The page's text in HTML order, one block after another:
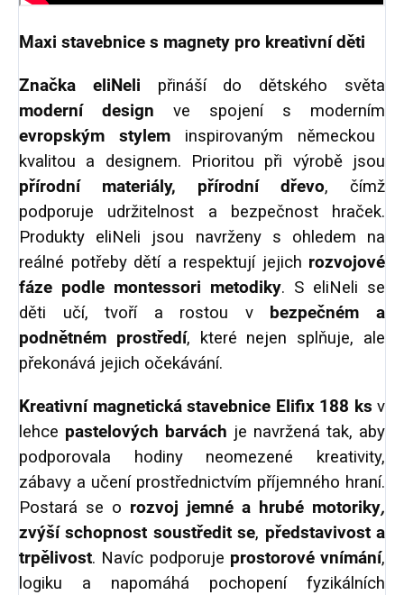
Maxi stavebnice s magnety pro kreativní děti
Značka eliNeli přináší do dětského světa
moderní design ve spojení s moderním
evropským stylem inspirovaným německou
kvalitou a designem. Prioritou při výrobě jsou
přírodní materiály, přírodní dřevo, čímž
podporuje udržitelnost a bezpečnost hraček.
Produkty eliNeli jsou navrženy s ohledem na
reálné potřeby dětí a respektují jejich rozvojové
fáze podle montessori metodiky. S eliNeli se
děti učí, tvoří a rostou vbezpečném a
podnětném prostředí, které nejen splňuje, ale
překonává jejich očekávání.
Kreativní magnetická stavebnice Elifix 188 ks v
lehce pastelových barvách je navržená tak, aby
podporovala hodiny neomezené kreativity,
zábavy a učení prostřednictvím příjemného hraní.
Postará se o rozvoj jemné a hrubé motoriky,
zvýší schopnost soustředit se, představivost a
trpělivost. Navíc podporuje prostorové vnímání,
logiku a napomáhá pochopení fyzikálních